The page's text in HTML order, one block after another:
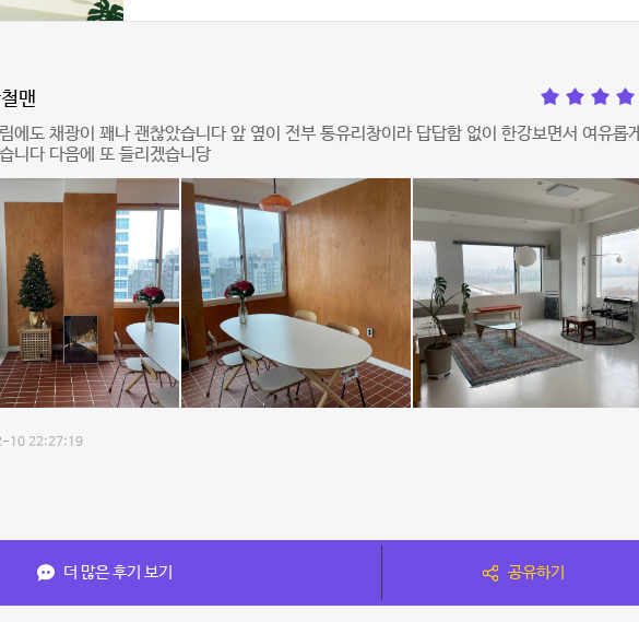
맨
에도 채광이 꽤나 괜찮았습니다 앞 옆이 전부 통유리창이라 답답함 없이 한강보면서 여유롭게
니다 다음에 또 들리겠습니당
10 22:27:19
더 많은 후기 보기 공유하기